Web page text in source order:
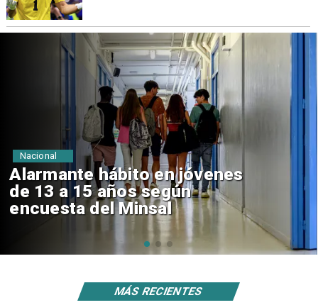
Aprueban creación del Parque
Sebastián Piñera con inversión
de $4 mil millones
Regiones
MÁS RECIENTES